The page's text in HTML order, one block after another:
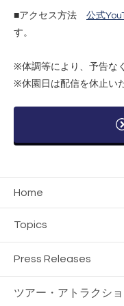
■アクセス方法 公式
す。
※体調等により、予告な
※休園日は配信を休止い
Home
Topics
Press Releases
ツアー・ アトラクシ